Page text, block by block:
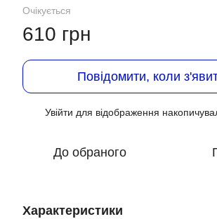
Очікується
610 грн
Повідомити, коли
Увійти для відображення
До обраного
Характеристики